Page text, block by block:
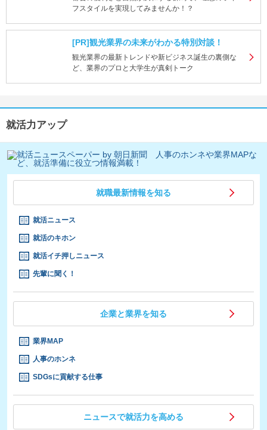
フスタイルを実現してみませんか！？
[PR]観光業界の未来がわかる特別対談！
観光業界の最新トレンドや新ビジネス誕生の裏側な
ど、業界のプロと大学生が真剣トーク
就活力アップ
就職最新情報を知る
就活ニュース
就活のキホン
就活イチ押しニュース
先輩に聞く！
企業と業界を知る
業界MAP
人事のホンネ
SDGsに貢献する仕事
ニュースで就活力を高める